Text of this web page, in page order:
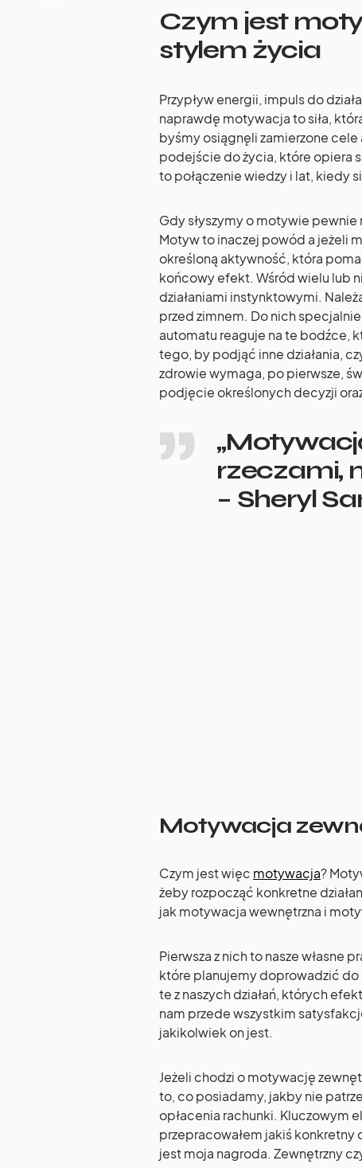
Czym jest
stylem życia
Przypływ energii, impuls do
naprawdę motywacja to siła,
byśmy osiągnęli zamierzone
podejście do życia, które opiera
to połączenie wiedzy i lat, kiedy
Gdy słyszymy o motywie
Motyw to inaczej powód a jeżeli
określoną aktywność, która
końcowy efekt. Wśród wielu lub
działaniami instynktowymi.
przed zimnem. Do nich
automatu reaguje na te bodźce,
tego, by podjąć inne działania,
zdrowie wymaga, po pierwsze,
podjęcie określonych decyzji
rzeczami,
– Sheryl
Motywacja
Czym jest więc motywacja?
żeby rozpocząć konkretne
jak motywacja wewnętrzna i
Pierwsza z nich to nasze własne
które planujemy doprowadzić
te z naszych działań, których
nam przede wszystkim
jakikolwiek on jest.
Jeżeli chodzi o motywację
to, co posiadamy, jakby nie
opłacenia rachunki. Kluczowym
przepracowałem jakiś konkretny
jest moja nagroda. Zewnętrzny